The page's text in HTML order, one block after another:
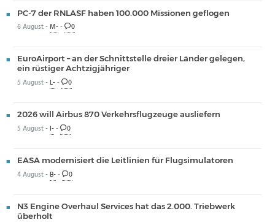
PC-7 der RNLASF haben 100.000 Missionen geflogen
6 August -M-- 0
EuroAirport – an der Schnittstelle dreier Länder gelegen,
ein rüstiger Achtzigjähriger
5 August -L-- 0
2026 will Airbus 870 Verkehrsflugzeuge ausliefern
5 August - I-- 0
EASA modernisiert die Leitlinien für Flugsimulatoren
4 August -B-- 0
N3 Engine Overhaul Services hat das 2.000. Triebwerk
überholt